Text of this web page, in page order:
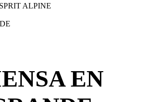
ALPINE
EN